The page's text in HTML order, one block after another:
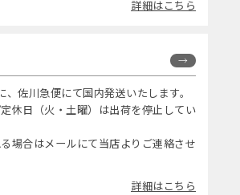
詳細はこちら
佐川急便にて国内発送いたします。
休日（火・土曜）は出荷を停止してい
場合はメールにて当店よりご連絡させ
詳細はこちら